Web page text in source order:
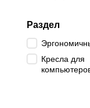
Раздел
Кресла для